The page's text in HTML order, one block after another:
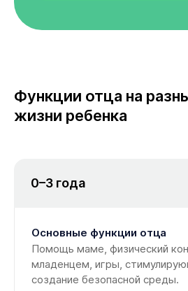
Функции отца на
жизни ребенка
0–3 года
Основные функции отца
Помощь маме, физический
младенцем, игры,
создание безопасной среды.